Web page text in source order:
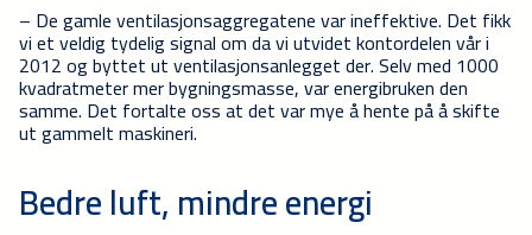
– De gamle ventilasjonsaggregatene var ineffektive. Det fikk
vi et veldig tydelig signal om da vi utvidet kontordelen vår i
2012 og byttet ut ventilasjonsanlegget der. Selv med 1000
kvadratmeter mer bygningsmasse, var energibruken den
samme. Det fortalte oss at det var mye å hente på å skifte
ut gammelt maskineri.
Bedre luft, mindre energi